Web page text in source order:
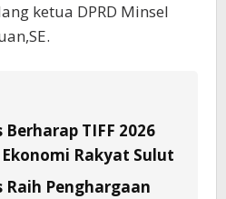
ketua DPRD Minsel
TIFF 2026
Rakyat Sulut
Raih Penghargaan